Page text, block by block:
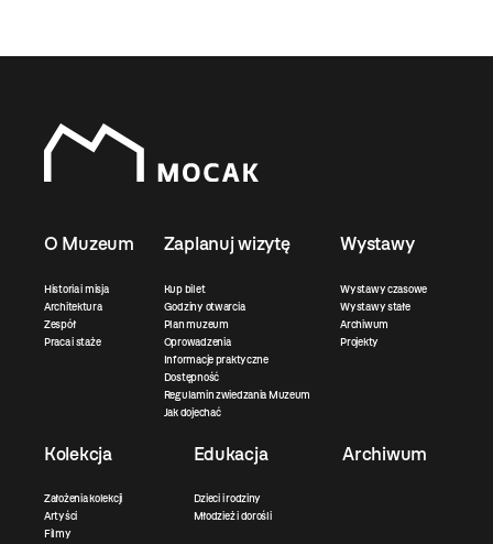
O Muzeum
Historia i misja
Architektura
Zespół
Praca i staże
Zaplanuj wizytę
Kup bilet
Godziny otwarcia
Plan muzeum
Oprowadzenia
Informacje praktyczne
Dostępność
Regulamin zwiedzania Muzeum
Jak dojechać
Wystawy
Wystawy czasowe
Wystawy stałe
Archiwum
Projekty
Kolekcja
Założenia kolekcji
Artyści
Filmy
Edukacja
Dzieci i rodziny
Młodzież i dorośli
Archiwum